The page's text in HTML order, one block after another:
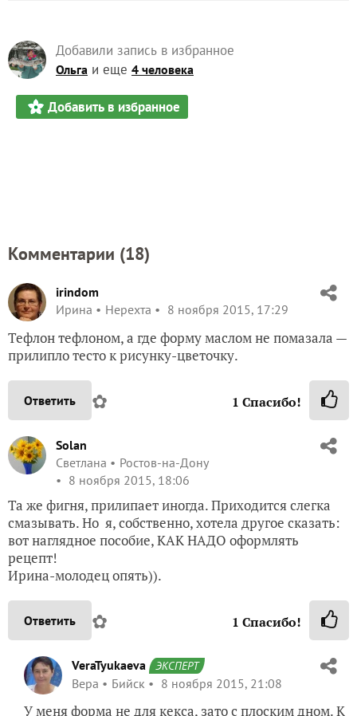
Добавили запись в избранное
Ольга и еще 4 человека
Добавить в избранное
Комментарии (18)
irindom
Ирина
Нерехта 8 ноября 2015, 17:29
Тефлон тефлоном, а где форму маслом не помазала —
прилипло тесто к рисунку-цветочку.
Ответить ✿ 1 Спасибо!
Solan
Светлана
Ростов-на-Дону
8 ноября 2015, 18:06
Та же фигня, прилипает иногда. Приходится слегка
смазывать. Но я, собственно, хотела другое сказать:
вот наглядное пособие, КАК НАДО оформлять
рецепт!
Ирина-молодец опять)).
Ответить ✿ 1 Спасибо!
VeraTyukaeva ЭКСПЕРТ
Вера Бийск 8 ноября 2015, 21:08
У меня форма не для кекса, зато с плоским дном. К